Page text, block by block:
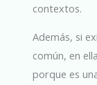
contextos.
Además, si
común, en
porque es